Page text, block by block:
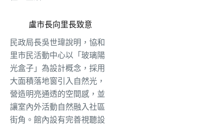
盧市長向里長致意
民政局長吳世瑋說明，協和
里市民活動中心以「玻璃陽
光盒子」為設計概念，採用
大面積落地窗引入自然光，
營造明亮通透的空間感，並
讓室內外活動自然融入社區
街角。館內設有完善視聽設